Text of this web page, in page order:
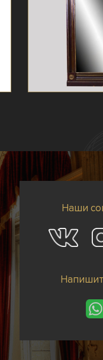
Наши